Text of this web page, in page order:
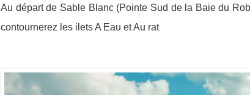
Au départ de Sable Blanc (Pointe Sud de la Baie du
contournerez les ilets A Eau et Au rat